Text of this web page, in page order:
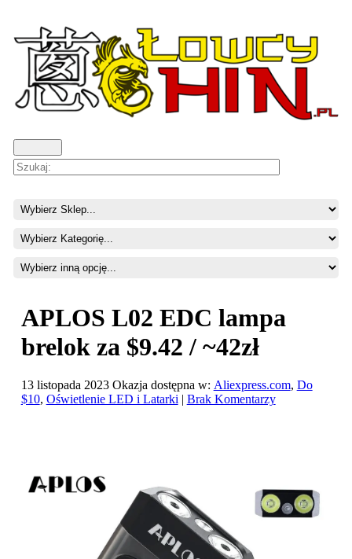
APLOS L02 EDC lampa
brelok za $9.42 / ~42zł
13 listopada 2023Okazja dostępna w: Aliexpress.com, Do
$10, Oświetlenie LED i Latarki | Brak Komentarzy